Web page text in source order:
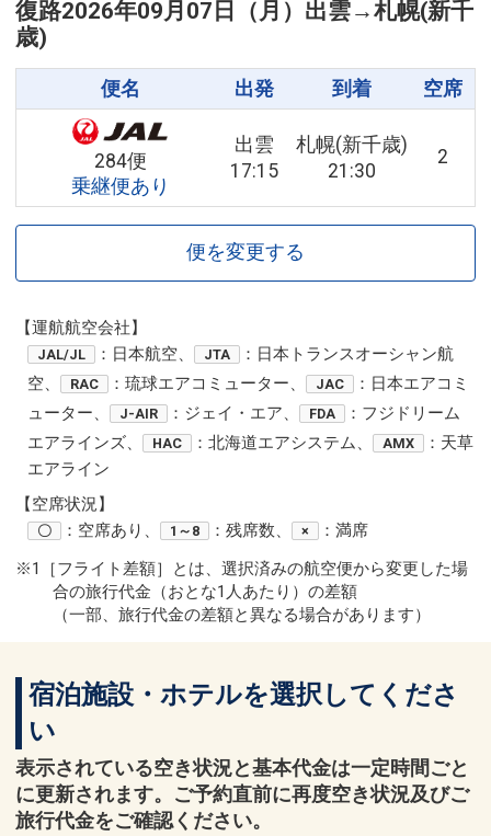
復路2026年09月07日（月） 出雲→札幌(新千
歳)
便名 出発 到着 空席
284便
乗継便あり
出雲
17:15
札幌(新千歳)
21:30
2
便を変更する
【運航航空会社】
JAL/JL ：日本航空、 JTA
：日本トランスオーシャン航
空、
RAC ：琉球エアコミューター、 JAC
：日本エアコミ
ューター、
J-AIR ：ジェイ・エア、 FDA
：フジドリーム
エアラインズ、
HAC ：北海道エアシステム、 AMX
：天草
エアライン
【空席状況】
〇 ：空席あり、 1～8 ：残席数、 ×
：満席
※1［フライト差額］とは、選択済みの航空便から変更した場
合の旅行代金（おとな1人あたり）の差額
（一部、旅行代金の差額と異なる場合があります）
宿泊施設・ホテルを選択してくださ
い
表示されている空き状況と基本代金は一定時間ごと
に更新されます。ご予約直前に再度空き状況及びご
旅行代金をご確認ください。